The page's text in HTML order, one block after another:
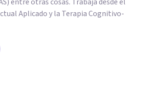
Aplicado y la Terapia Cognitivo-